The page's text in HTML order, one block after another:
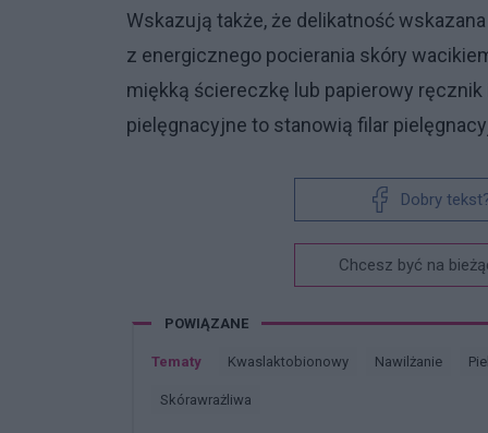
Wskazują także, że delikatność
z energicznego pocierania skóry
miękką ściereczkę lub papierowy
pielęgnacyjne to stanowią filar
Dobry
Chcesz być na
POWIĄZANE
Tematy Kwaslaktobionowy Nawilżanie
Skórawrażliwa